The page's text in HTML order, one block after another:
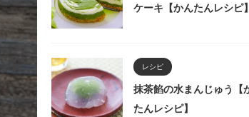
ケーキ【かんたんレシピ】
レシピ
抹茶餡の水まんじゅう【
たんレシピ】